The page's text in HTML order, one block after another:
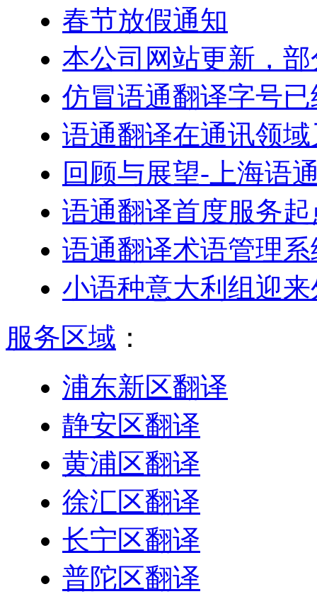
春节放假通知
本公司网站更新，
仿冒语通翻译字号
语通翻译在通讯领
回顾与展望-上海语
语通翻译首度服务
语通翻译术语管理
小语种意大利组迎
服务区域 ：
浦东新区翻译
静安区翻译
黄浦区翻译
徐汇区翻译
长宁区翻译
普陀区翻译